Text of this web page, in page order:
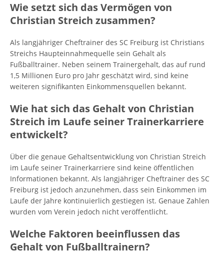
Wie setzt sich das Vermögen von
Christian Streich zusammen?
Als langjähriger Cheftrainer des SC Freiburg ist Christians
Streichs Haupteinnahmequelle sein Gehalt als
Fußballtrainer. Neben seinem Trainergehalt, das auf rund
1,5 Millionen Euro pro Jahr geschätzt wird, sind keine
weiteren signifikanten Einkommensquellen bekannt.
Wie hat sich das Gehalt von Christian
Streich im Laufe seiner Trainerkarriere
entwickelt?
Über die genaue Gehaltsentwicklung von Christian Streich
im Laufe seiner Trainerkarriere sind keine öffentlichen
Informationen bekannt. Als langjähriger Cheftrainer des SC
Freiburg ist jedoch anzunehmen, dass sein Einkommen im
Laufe der Jahre kontinuierlich gestiegen ist. Genaue Zahlen
wurden vom Verein jedoch nicht veröffentlicht.
Welche Faktoren beeinflussen das
Gehalt von Fußballtrainern?